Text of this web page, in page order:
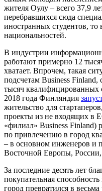
жителя Оулу – всего 37,9
перебравшихся сюда
иностранных студентов,
национальностей.
В индустрии
работают примерно 12
хватает. Впрочем, такая
подсчетам Business
тысяч квалифицированных
2018 года Финляндия
жительство для
проекты из не входящих в
«филиал» Business Finland)
по привлечению в город
– в основном инженеров и
Восточной Европы,
За последние десять лет
покупательная
город превратился в